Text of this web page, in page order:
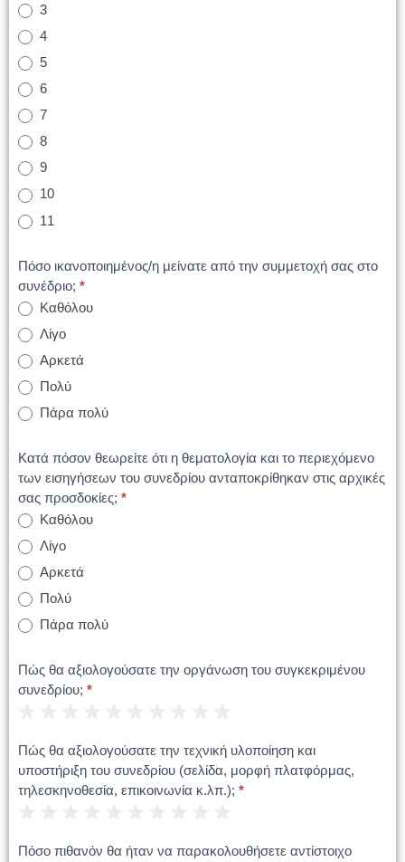
3
4
5
6
7
8
9
10
11
Πόσο ικανοποιημένος/η μείνατε από την συμμετοχή σας στο
συνέδριο; *
Καθόλου
Λίγο
Αρκετά
Πολύ
Πάρα πολύ
Κατά πόσον θεωρείτε ότι η θεματολογία και το περιεχόμενο
των εισηγήσεων του συνεδρίου ανταποκρίθηκαν στις αρχικές
σας προσδοκίες; *
Καθόλου
Λίγο
Αρκετά
Πολύ
Πάρα πολύ
Πώς θα αξιολογούσατε την οργάνωση του συγκεκριμένου
συνεδρίου; *
Πώς θα αξιολογούσατε την τεχνική υλοποίηση και
υποστήριξη του συνεδρίου (σελίδα, μορφή πλατφόρμας,
τηλεσκηνοθεσία, επικοινωνία κ.λπ.); *
Πόσο πιθανόν θα ήταν να παρακολουθήσετε αντίστοιχο